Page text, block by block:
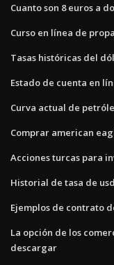
Cuanto son 8 euros a
Curso en línea de
Tasas históricas del
Estado de cuenta en
Curva actual de
Comprar american
Acciones turcas para
Historial de tasa de
Ejemplos de contrato
La opción de los
descargar